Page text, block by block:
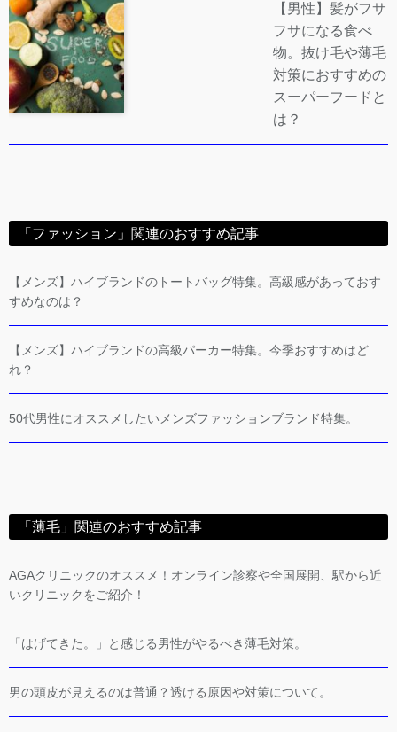
【男性】髪がフサ
フサになる食べ
物。抜け毛や薄毛
対策におすすめの
スーパーフードと
は？
「ファッション」関連のおすすめ記事
【メンズ】ハイブランドのトートバッグ特集。高級感があっておす
すめなのは？
【メンズ】ハイブランドの高級パーカー特集。今季おすすめはど
れ？
50代男性にオススメしたいメンズファッションブランド特集。
「薄毛」関連のおすすめ記事
AGAクリニックのオススメ！オンライン診察や全国展開、駅から近
いクリニックをご紹介！
「はげてきた。」と感じる男性がやるべき薄毛対策。
男の頭皮が見えるのは普通？透ける原因や対策について。